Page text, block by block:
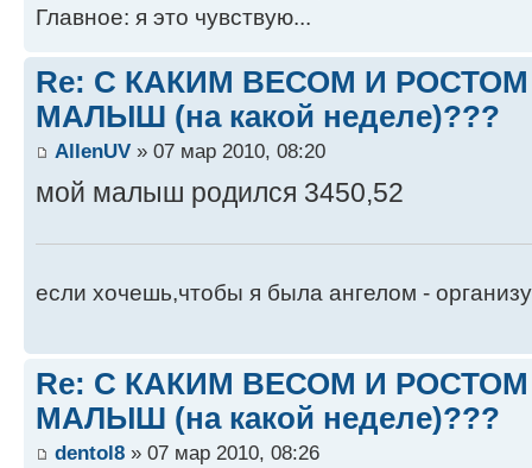
Главное: я это чувствую...
Re: С КАКИМ ВЕСОМ И
МАЛЫШ (на какой неделе)???
AllenUV » 07 мар 2010, 08:20
мой малыш родился 3450,52
если хочешь,чтобы я была ангелом -
Re: С КАКИМ ВЕСОМ И
МАЛЫШ (на какой неделе)???
dentol8 » 07 мар 2010, 08:26